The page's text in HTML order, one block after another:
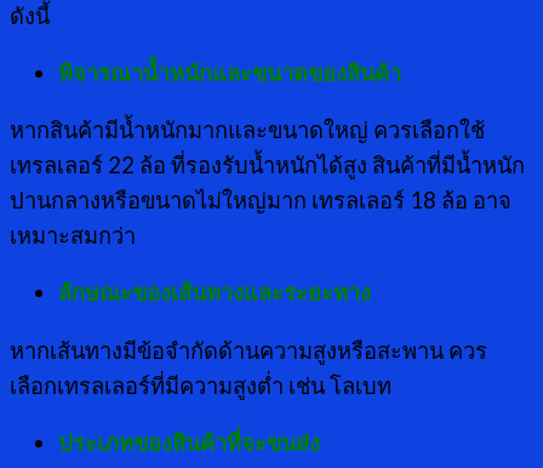
ดังนี้
พิจารณาน้ำหนักและขนาดของสินค้า
หากสินค้ามีน้ำหนักมากและขนาดใหญ่ ควรเลือกใช้
เทรลเลอร์ 22 ล้อ ที่รองรับน้ำหนักได้สูง สินค้าที่มีน้ำหนัก
ปานกลางหรือขนาดไม่ใหญ่มาก เทรลเลอร์ 18 ล้อ อาจ
เหมาะสมกว่า
ลักษณะของเส้นทางและระยะทาง
หากเส้นทางมีข้อจำกัดด้านความสูงหรือสะพาน ควร
เลือกเทรลเลอร์ที่มีความสูงต่ำ เช่น โลเบท
ประเภทของสินค้าที่จะขนส่ง